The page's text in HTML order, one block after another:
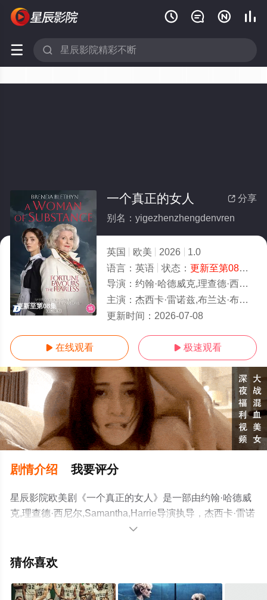
   
 
更新至第08集
 分享
一个真正的女人
别名：yigezhenzhengdenvren
英国 欧美 2026
1.0
语言： 英语 状态： 更新至第08集
导演： 约翰·哈德威克,理查德·西尼尔,Samantha,Harrie
主演： 杰西卡·雷诺兹,布兰达·布莱斯,乔·乔伊纳,Keith,Lomas,,埃米特·J·斯坎伦,莉迪亚·伦纳德,托
更新时间： 2026-07-08
 在线观看  极速观看
剧情介绍 我要评分
星辰影院欧美剧《一个真正的女人》是一部由约翰·哈德威
克,理查德·西尼尔,Samantha,Harrie导演执导，杰西卡·雷诺
兹,布兰达·布莱斯,乔·乔伊纳,Keith,Lomas,,埃米特·J·斯坎伦,
拉什,伊万·霍罗克斯,Niall,Wright,罗伯特·威尔福特,希夫图·
观看高清无删减完整版电视剧全集就上星辰影视，更多相

猜你喜欢